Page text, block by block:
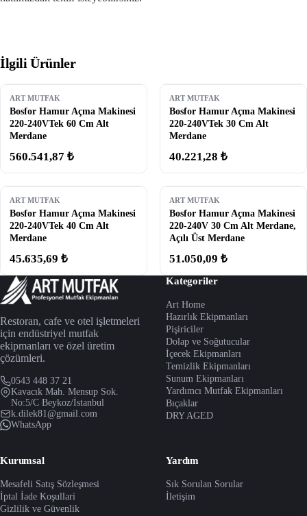
İlgili Ürünler
ART MUTFAK
Bosfor Hamur Açma Makinesi
220-240VTek 60 Cm Alt
Merdane
560.541,87 ₺
ART MUTFAK
Bosfor Hamur Açma Makinesi
220-240VTek 30 Cm Alt
Merdane
40.221,28 ₺
ART MUTFAK
Bosfor Hamur Açma Makinesi
220-240VTek 40 Cm Alt
Merdane
45.635,69 ₺
ART MUTFAK
Bosfor Hamur Açma Makinesi
220-240V 30 Cm Alt Merdane,
Açılı Üst Merdane
51.050,09 ₺
Restoran, cafe ve otel işletmeleri
için endüstriyel mutfak
ekipmanları ve özel üretim
çözümleri.
0543 448 37 21
Kavacık Mah. Mensup Sok.
No:5/C Beykoz/İstanbul
k.dilek81@gmail.com
WhatsApp
Kategoriler
Art Home
Hazırlık Ekipmanları
Pişiriciler
Dolap ve Soğutucular
İçecek Ekipmanları
Temizlik Ekipmanları
Sunum Ekipmanları
Yardımcı Mutfak Ekipmanları
Bıçaklar
DRY AGED
Kurumsal
Mesafeli Satış Sözleşmesi
İptal İade Koşullari
Gizlilik ve Güvenlik
Yardım
Sık Sorulan Sorular
İletişim